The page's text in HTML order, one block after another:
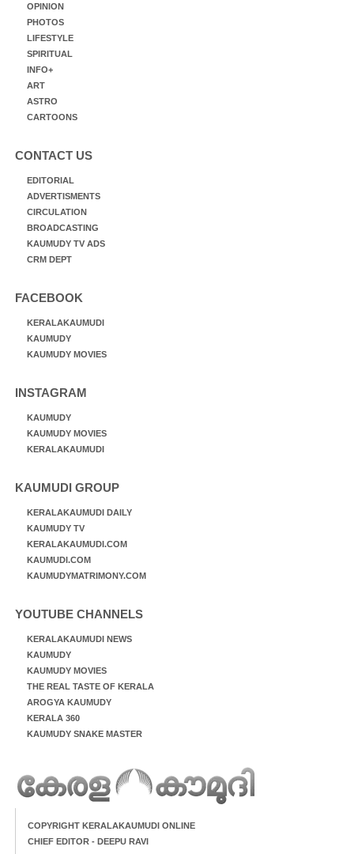
OPINION
PHOTOS
LIFESTYLE
SPIRITUAL
INFO+
ART
ASTRO
CARTOONS
CONTACT US
EDITORIAL
ADVERTISMENTS
CIRCULATION
BROADCASTING
KAUMUDY TV ADS
CRM DEPT
FACEBOOK
KERALAKAUMUDI
KAUMUDY
KAUMUDY MOVIES
INSTAGRAM
KAUMUDY
KAUMUDY MOVIES
KERALAKAUMUDI
KAUMUDI GROUP
KERALAKAUMUDI DAILY
KAUMUDY TV
KERALAKAUMUDI.COM
KAUMUDI.COM
KAUMUDYMATRIMONY.COM
YOUTUBE CHANNELS
KERALAKAUMUDI NEWS
KAUMUDY
KAUMUDY MOVIES
THE REAL TASTE OF KERALA
AROGYA KAUMUDY
KERALA 360
KAUMUDY SNAKE MASTER
COPYRIGHT KERALAKAUMUDI ONLINE
CHIEF EDITOR - DEEPU RAVI